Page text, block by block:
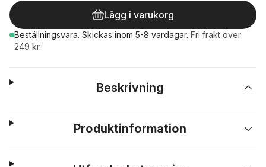
Lägg i varukorg
Beställningsvara. Skickas inom 5-8 vardagar. Fri frakt över
249 kr.
Beskrivning
Produktinformation